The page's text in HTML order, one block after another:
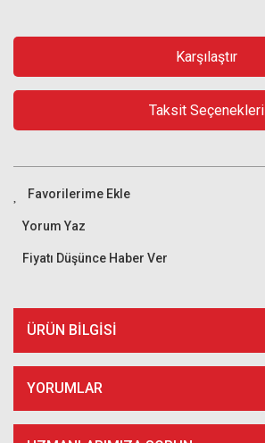
Karşılaştır
Taksit Seçenekleri
Yorum Yaz
Fiyatı Düşünce Haber Ver
ÜRÜN BILGISI
YORUMLAR